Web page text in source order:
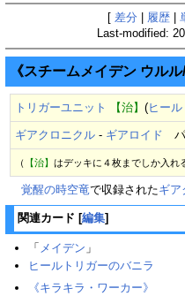
[ 差分 履歴|
Last-modified:
《スチームメイデン ウル
トリガーユニット 【治】 (ヒー
ギアクロニクル - ギアロイド パ
（ 【治】 はデッキに４枚までしか入れ
覚醒の時空竜で収録されたギア
関連カード [編集]
「 メイデン 」
ヒールトリガーのバニラ
《キラキラ・ワーカー》